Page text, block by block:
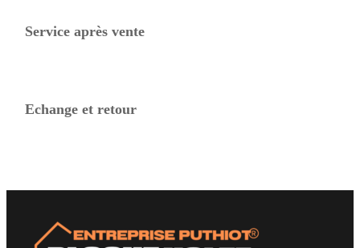
Service après vente
Echange et retour